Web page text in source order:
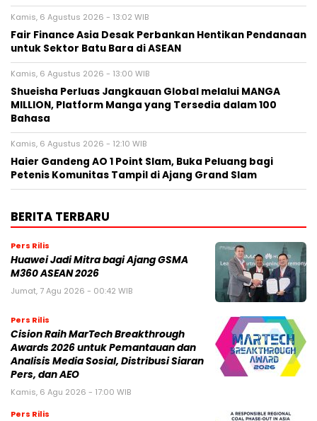
Kamis, 6 Agustus 2026 - 13:02 WIB
Fair Finance Asia Desak Perbankan Hentikan Pendanaan
untuk Sektor Batu Bara di ASEAN
Kamis, 6 Agustus 2026 - 13:00 WIB
Shueisha Perluas Jangkauan Global melalui MANGA
MILLION, Platform Manga yang Tersedia dalam 100
Bahasa
Kamis, 6 Agustus 2026 - 12:10 WIB
Haier Gandeng AO 1 Point Slam, Buka Peluang bagi
Petenis Komunitas Tampil di Ajang Grand Slam
BERITA TERBARU
Pers Rilis
Huawei Jadi Mitra bagi Ajang GSMA
M360 ASEAN 2026
Jumat, 7 Agu 2026 - 00:42 WIB
Pers Rilis
Cision Raih MarTech Breakthrough
Awards 2026 untuk Pemantauan dan
Analisis Media Sosial, Distribusi Siaran
Pers, dan AEO
Kamis, 6 Agu 2026 - 17:00 WIB
Pers Rilis